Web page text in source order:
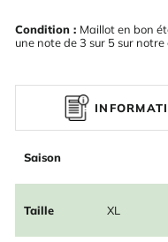
Condition : Maillot en bon
une note de 3 sur 5 sur
Saison
Taille XL